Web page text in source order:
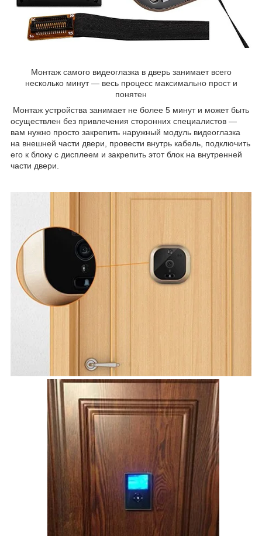
Монтаж самого видеоглазка в дверь занимает всего
несколько минут — весь процесс максимально прост и
понятен
Монтаж устройства занимает не более 5 минут и может быть
осуществлен без привлечения сторонних специалистов —
вам нужно просто закрепить наружный модуль видеоглазка
на внешней части двери, провести внутрь кабель, подключить
его к блоку с дисплеем и закрепить этот блок на внутренней
части двери.